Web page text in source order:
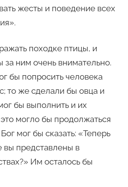
жесты и поведение всех
походке птицы, и
ним очень внимательно.
бы попросить человека
то же сделали бы овца и
бы выполнить и их
могло бы продолжаться
мог бы сказать: «Теперь
вы представлены в
Им осталось бы